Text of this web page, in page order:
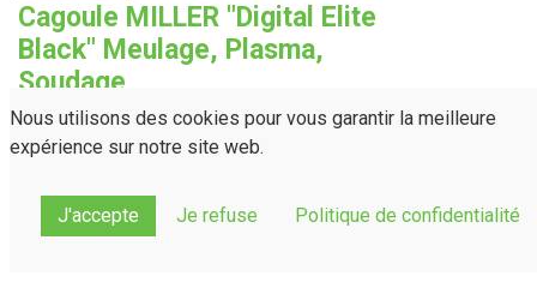
Cagoule MILLER "Digital Elite
Black" Meulage, Plasma,
Soudage
Demander un devis
Nous utilisons des cookies pour vous garantir la meilleure
expérience sur notre site web.
J'accepte Je refuse Politique de confidentialité